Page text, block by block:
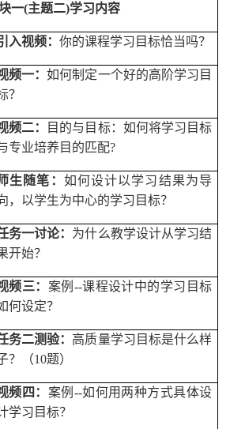
一(主题二)学习内容
入视频： 你的课程学习目标恰当吗？
频一：如何制定一个好的高阶学习目
？
频二：
目的与目标：如何将学习目标
专业培养目的匹配?
生随笔： 如何设计以学习结果为导
，以学生为中心的学习目标？
务一讨论： 为什么教学设计从学习结
开始？
频三： 案例 --课程设计中的学习目标
何设定？
务二测验： 高质量学习目标是什么样
？（10题）
频四： 案例 --如何用两种方式具体设
学习目标？